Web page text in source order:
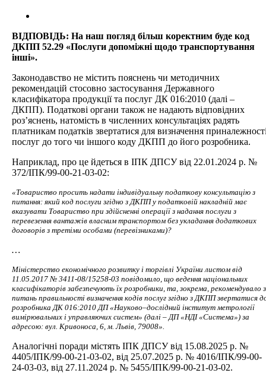
ВІДПОВІДЬ: На наш погляд більш коректним буде код
ДКПП 52.29 «Послуги допоміжні щодо транспортування
інші».
Законодавство не містить пояснень чи методичних
рекомендацій стосовно застосування Державного
класифікатора продукції та послуг ДК 016:2010 (далі –
ДКПП). Податкові органи також не надають відповідних
роз’яснень, натомість в численних консультаціях радять
платникам податків звертатися для визначення
послуг до того чи іншого коду ДКПП до його розробника.
Наприклад, про це йдеться в ІПК ДПСУ від 22.01.2024 р. №
372/ІПК/99-00-21-03-02:
«Товариство просить надати індивідуальну податкову консультацію з
питання: який код послуги згідно з ДКПП у податковій накладній має
вказувати Товариство при здійсненні операції з надання послуги з
перевезення вантажів власним транспортом без укладання додаткових
договорів з третіми особами (перевізниками)?
…
Міністерство економічного розвитку і торгівлі України листом від
11.05.2017 № 3411-08/15258-03 повідомило, що ведення національних
класифікаторів забезпечують їх розробники, та, зокрема, рекомендувало з
питань правильності визначення кодів послуг згідно з ДКПП звертатися
розробника ДК 016:2010 ДП «Науково–дослідний інститут метрології
вимірювальних і управляючих систем» (далі – ДП «НДІ «Система») за
адресою: вул Кривоноса , 6, м .Львів , 79008»
Аналогічні поради містять ІПК ДПСУ від 15.08.2025 р. №
4405/ІПК/99-00-21-03-02, від 25.07.2025 р. № 4016/ІПК/99-00-
24-03-03, від 27.11.2024 р. № 5455/ІПК/99-00-21-03-02.